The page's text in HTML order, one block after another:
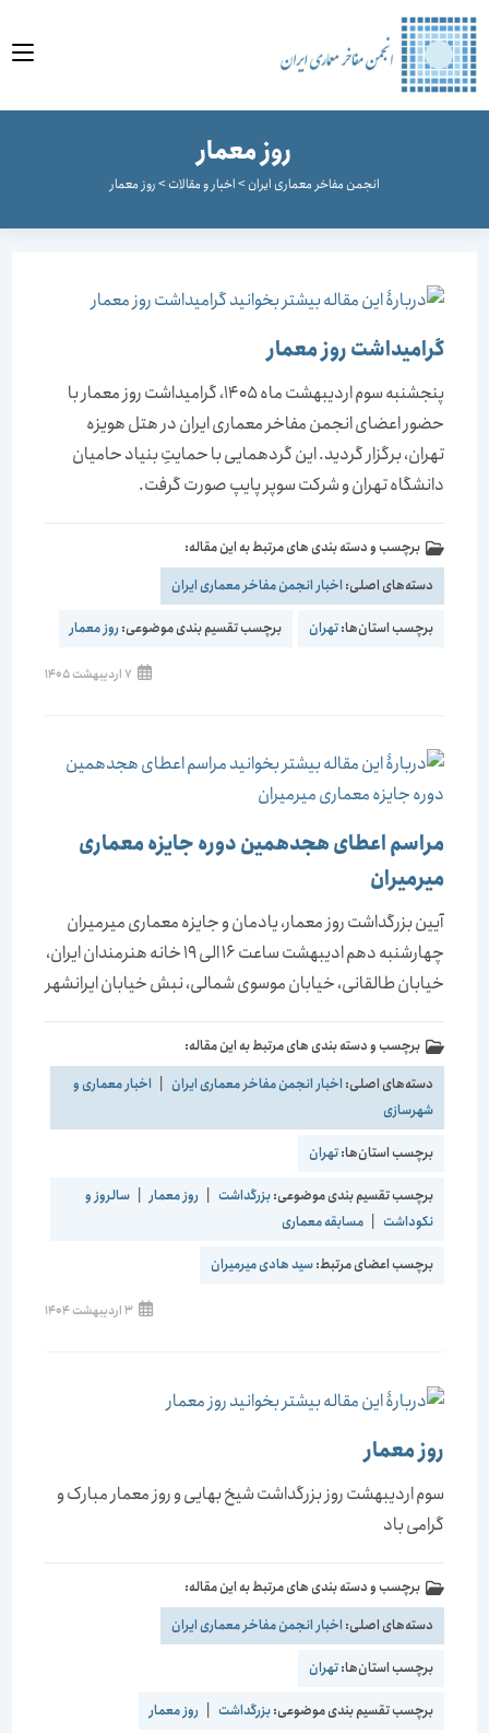
روز معمار
انجمن مفاخر معماری ایران>اخبار و مقالات>روز معمار
گرامیداشت روز معمار
پنجشنبه سوم اردیبهشت ماه 1405، گرامیداشت روز معمار با
حضور اعضای انجمن مفاخر معماری ایران در هتل هویزه
تهران، برگزار گردید. این گردهمایی با حمایتِ بنیاد حامیان
دانشگاه تهران و شرکت سوپر پایپ صورت گرفت.
برچسب و دسته بندی های مرتبط به این مقاله:
دسته‌های اصلی:اخبار انجمن مفاخر معماری ایران
برچسب استان‌ها:تهران برچسب تقسیم بندی موضوعی:روز معمار
7 اردیبهشت 1405
مراسم اعطای هجدهمین دوره جایزه معماری
میرمیران
آیین بزرگداشت روز معمار، یادمان و جایزه معماری میرمیران
چهارشنبه دهم ادیبهشت ساعت 16 الی 19 خانه هنرمندان ایران،
خیابان طالقانی، خیابان موسوی شمالی، نبش خیابان ایرانشهر
برچسب و دسته بندی های مرتبط به این مقاله:
دسته‌های اصلی:اخبار انجمن مفاخر معماری ایران |
اخبار معماری و
شهرسازی
برچسب استان‌ها:تهران
برچسب تقسیم بندی موضوعی:بزرگداشت | روز معمار |
سالروز و
نکوداشت | مسابقه معماری
برچسب اعضای مرتبط:سید هادی میرمیران
3 اردیبهشت 1404
روز معمار
سوم اردیبهشت روز بزرگداشت شیخ بهایی و روز معمار مبارک و
گرامی باد
برچسب و دسته بندی های مرتبط به این مقاله:
دسته‌های اصلی:اخبار انجمن مفاخر معماری ایران
برچسب استان‌ها:تهران
برچسب تقسیم بندی موضوعی:بزرگداشت | روز معمار